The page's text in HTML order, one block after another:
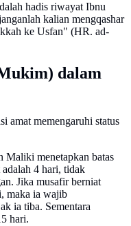
hadis riwayat Ibnu
kalian mengqashar
ke Usfan" (HR. ad-
dalam
amat memengaruhi status
Maliki menetapkan batas
adalah 4 hari, tidak
Jika musafir berniat
maka ia wajib
ia tiba. Sementara
hari.